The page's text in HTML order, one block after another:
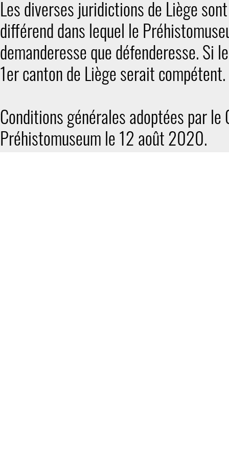
Les diverses juridictions de Liège
différend dans lequel le
demanderesse que défenderesse. Si
1er canton de Liège serait compétent.
Conditions générales adoptées par le
Préhistomuseum le 12 août 2020.